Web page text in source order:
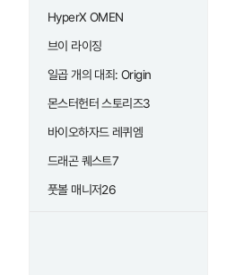
HyperX OMEN
브이 라이징
일곱 개의 대죄: Origin
몬스터헌터 스토리즈3
바이오하자드 레퀴엠
드래곤 퀘스트7
풋볼 매니저26